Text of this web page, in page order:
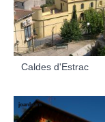
Caldes d'Estrac
joanloam